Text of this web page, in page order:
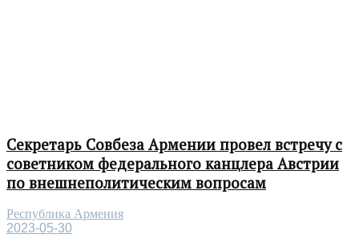
Секретарь Совбеза Армении провел встречу с
советником федерального канцлера Австрии
по внешнеполитическим вопросам
Республика Армения
2023-05-30